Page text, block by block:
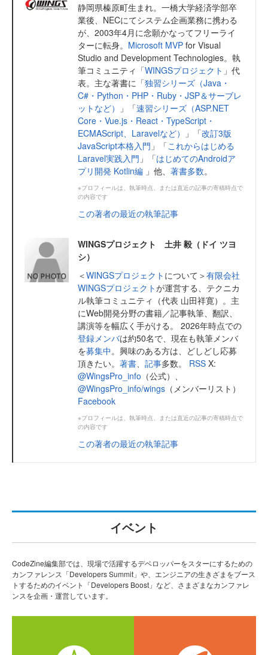
静岡県榛原町生まれ。一橋大学経済学部卒
業後、NECにてシステム企画業務に携わる
が、2003年4月に念願かなってフリーライ
ターに転身。 Microsoft MVP for Visual
Studio and Development Technologies。執
筆コミュニティ「WINGSプロジェクト 」代
表。主な著書に「独習シリーズ（Java・
C#・Python・PHP・Ruby・JSP＆サーブレ
ットなど）
」「速習シリーズ（ASP.NET
Core・Vue.js・React・TypeScript・
ECMAScript、Laravelなど）
」「改訂3版
JavaScript本格入門 」「これからはじめる
Laravel実践入門 」「はじめてのAndroidア
プリ開発 Kotlin編 」他、 著書多数。
※プロフィールは、執筆時点、または直近の記事の寄稿時点で
の内容です
この著者の最近の執筆記事
WINGSプロジェクト 土井 毅（ドイ ツヨ
シ）
＜WINGSプロジェクト について＞有限会社
WINGSプロジェクトが運営する、テクニカ
ル執筆コミュニティ（代表 山田祥寛）。主
にWeb開発分野の書籍／記事執筆、翻訳、
講演等を幅広く手がける。 2026年時点での
登録メンバは約50名で、現在も執筆メンバ
を募集中。興味のある方は、どしどし応募
頂きたい。 著書 記事多数。 RSS X:
@WingsPro_info （公式）、
@WingsPro_info/wings （メンバーリスト）
Facebook
※プロフィールは、執筆時点、または直近の記事の寄稿時点で
の内容です
この著者の最近の執筆記事
イベント
CodeZine編集部では、現場で活躍するデベロッパーをスターにするための
カンファレンス「Developers Summit」や、エンジニアの生きざまをブース
トするためのイベント「Developers Boost」など、さまざまなカンファレ
ンスを企画・運営しています。